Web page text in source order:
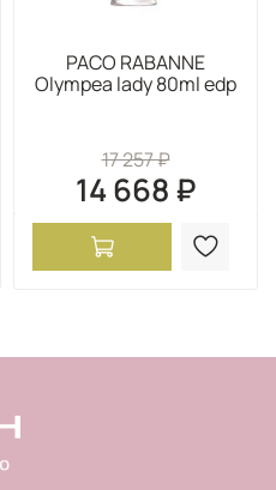
PACO RABANNE
Olympea lady 80ml edp
17 257 ₽
14 668 ₽